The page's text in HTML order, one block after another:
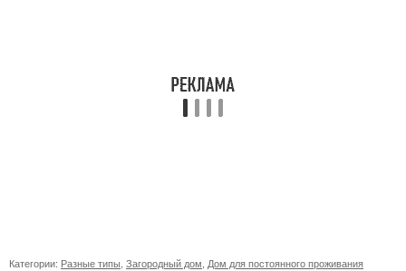
Категории: Разные типы Загородный дом Дом для постоянного проживания